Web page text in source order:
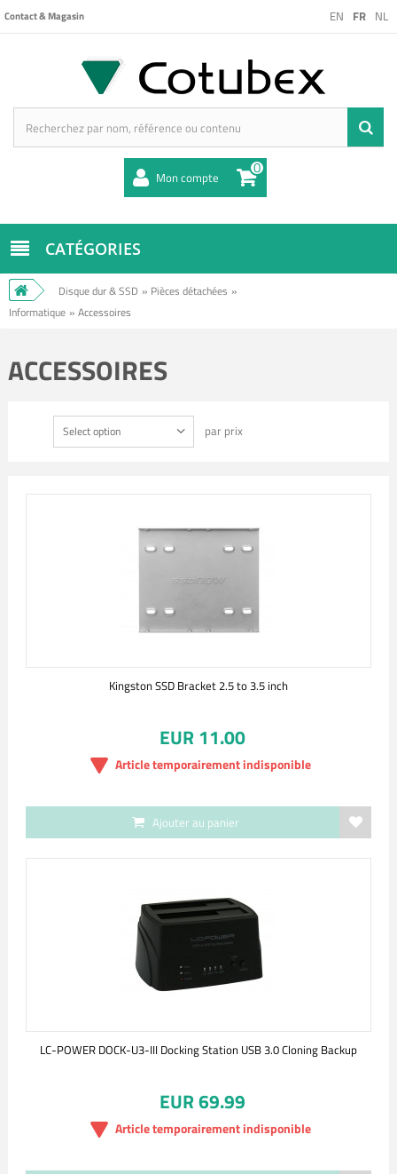
EN FR NL
Contact & Magasin
Mon compte 0
CATÉGORIES
Disque dur & SSD » Pièces détachées »
Informatique » Accessoires
ACCESSOIRES
Select option par prix
Kingston SSD Bracket 2.5 to 3.5 inch
EUR 11.00
Article temporairement indisponible
Ajouter au panier
LC-POWER DOCK-U3-III Docking Station USB 3.0 Cloning Backup
EUR 69.99
Article temporairement indisponible